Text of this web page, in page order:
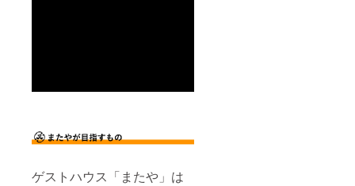
ゲストハウス「またや」は